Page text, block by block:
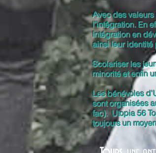
Avec des valeurs
l’intégration. En
intégration en
ainsi leur identité
Scolariser les
minorité et enfin
Les bénévoles
sont organisées
fac). ​ Utopia 56
toujours un